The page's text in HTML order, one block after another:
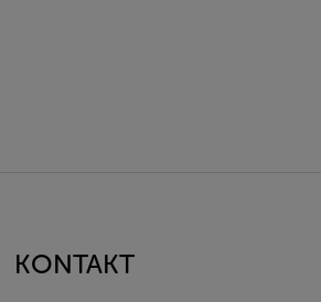
KONTAKT